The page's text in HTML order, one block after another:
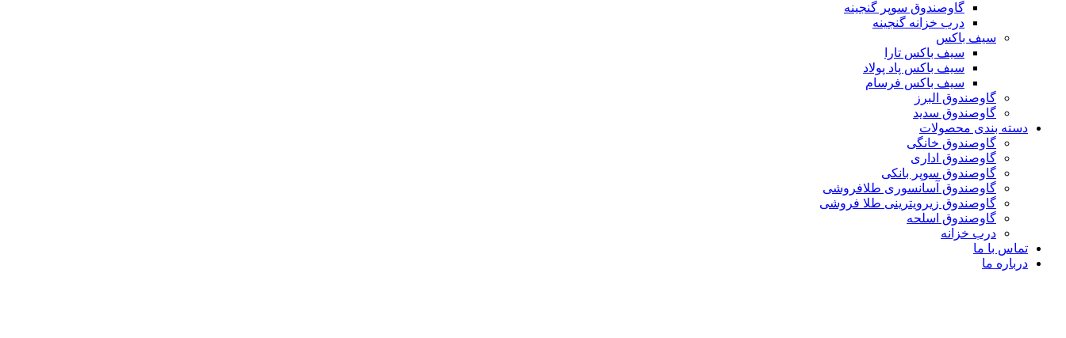
گاوصندوق سوپر گنجینه
درب خزانه گنجینه
سیف باکس
سیف باکس تارا
سیف باکس پاد پولاد
سیف باکس فرسام
گاوصندوق البرز
گاوصندوق سدید
دسته بندی محصولات
گاوصندوق خانگی
گاوصندوق اداری
گاوصندوق سوپر بانکی
گاوصندوق آسانسوری طلافروشی
گاوصندوق زیرویترینی طلا فروشی
گاوصندوق اسلحه
درب خزانه
تماس با ما
درباره ما